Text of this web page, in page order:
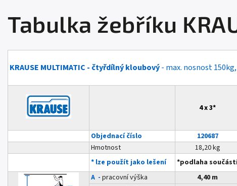
Tabulka žebříku
KRAUSE MULTIMATIC - čtyřdílný kloubový- max. nosnost
4 x 3*
Objednací číslo 120687
Hmotnost
18,20 kg
* lze použít jako lešení
*podlaha
A - pracovní výška 4,40 m